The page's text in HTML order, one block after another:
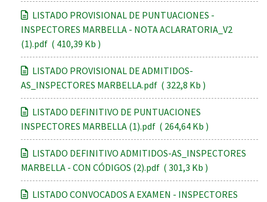
LISTADO PROVISIONAL DE PUNTUACIONES -
INSPECTORES MARBELLA - NOTA ACLARATORIA_V2
(1).pdf ( 410,39 Kb )
LISTADO PROVISIONAL DE ADMITIDOS-
AS_INSPECTORES MARBELLA.pdf ( 322,8 Kb )
LISTADO DEFINITIVO DE PUNTUACIONES
INSPECTORES MARBELLA (1).pdf ( 264,64 Kb )
LISTADO DEFINITIVO ADMITIDOS-AS_INSPECTORES
MARBELLA - CON CÓDIGOS (2).pdf ( 301,3 Kb )
LISTADO CONVOCADOS A EXAMEN - INSPECTORES